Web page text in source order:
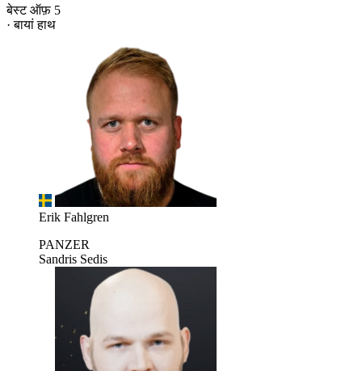
बेस्ट ऑफ़ 5
· बायां हाथ
Erik Fahlgren
PANZER
Sandris Sedis